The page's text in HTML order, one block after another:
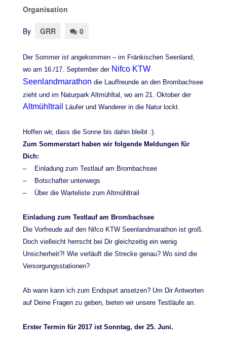
Organisation
By GRR 0
Der Sommer ist angekommen – im Fränkischen Seenland,
wo am 16./17. September der Nifco KTW
Seenlandmarathon die Lauffreunde an den Brombachsee
zieht und im Naturpark Altmühltal, wo am 21. Oktober der
Altmühltrail Läufer und Wanderer in die Natur lockt.
Hoffen wir, dass die Sonne bis dahin bleibt :).
Zum Sommerstart haben wir folgende Meldungen für
Dich:
– Einladung zum Testlauf am Brombachsee
– Botschafter unterwegs
– Über die Warteliste zum Altmühltrail
Einladung zum Testlauf am Brombachsee
Die Vorfreude auf den Nifco KTW Seenlandmarathon ist groß.
Doch vielleicht herrscht bei Dir gleichzeitig ein wenig
Unsicherheit?! Wie verläuft die Strecke genau? Wo sind die
Versorgungsstationen?
Ab wann kann ich zum Endspurt ansetzen? Um Dir Antworten
auf Deine Fragen zu geben, bieten wir unsere Testläufe an.
Erster Termin für 2017 ist Sonntag, der 25. Juni.